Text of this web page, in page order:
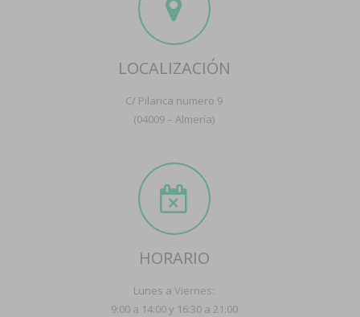
LOCALIZACIÓN
C/ Pilarica numero 9
(04009 – Almería)
HORARIO
Lunes a Viernes:
9:00 a 14:00 y 16:30 a 21:00